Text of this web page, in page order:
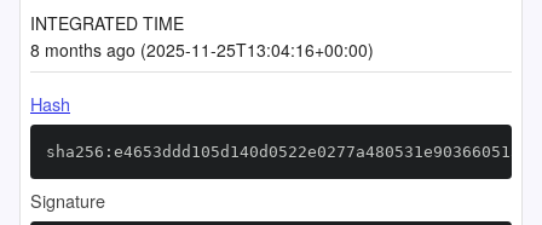
INTEGRATED TIME
8 months ago (2025-11-25T13:04:16+00:00)
Hash
Signature